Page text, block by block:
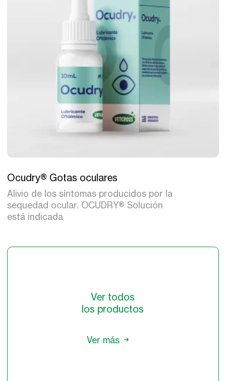
Tratamiento
Ocudry® Gotas oculares
Alivio de los síntomas producidos por la
sequedad ocular. OCUDRY® Solución
está indicada
Ver todos
los productos
Ver más